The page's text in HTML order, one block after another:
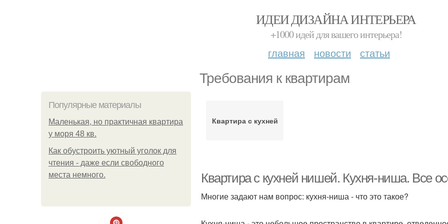
ИДЕИ ДИЗАЙНА ИНТЕРЬЕРА
+1000 идей для вашего интерьера!
главная новости статьи
Требования к квартирам
Популярные материалы
Маленькая, но практичная квартира
у моря 48 кв.
Как обустроить уютный уголок для
чтения - даже если свободного
места немного.
Квартира с кухней
Квартира с кухней нишей. Кухня-ниша. Все
Многие задают нам вопрос: кухня-ниша - что это такое?